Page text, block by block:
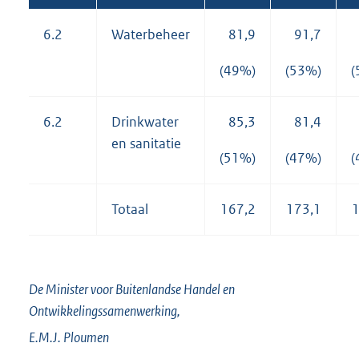
6.2 Waterbeheer 81,9
(49%)
91,7
(53%)
6.2
Drinkwater
en sanitatie
85,3
(51%)
81,4
(47%)
Totaal 167,2 173,1
De Minister voor Buitenlandse Handel en
Ontwikkelingssamenwerking,
E.M.J. Ploumen